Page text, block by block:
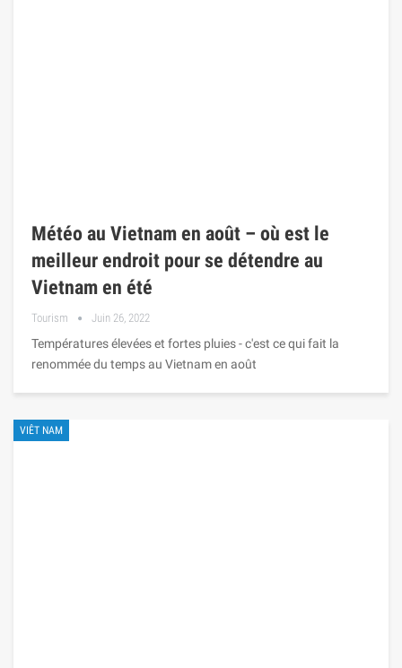
Météo au Vietnam en août – où est le
meilleur endroit pour se détendre au
Vietnam en été
Tourism Juin 26, 2022
Températures élevées et fortes pluies - c'est ce qui fait la
renommée du temps au Vietnam en août
VIÊT NAM